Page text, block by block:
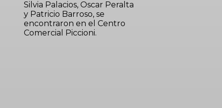
Silvia Palacios, Oscar Peralta
y Patricio Barroso, se
encontraron en el Centro
Comercial Piccioni.